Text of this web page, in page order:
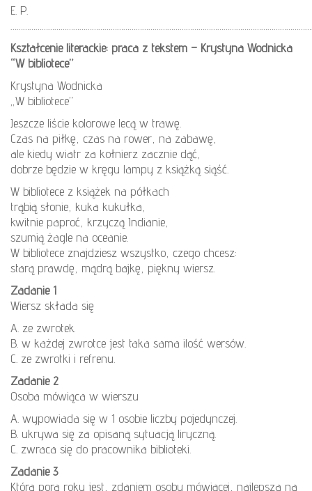
E. P.
Kształcenie literackie: praca z tekstem – Krystyna Wodnicka
“W bibliotece”
Krystyna Wodnicka
„W bibliotece”
Jeszcze liście kolorowe lecą w trawę.
Czas na piłkę, czas na rower, na zabawę,
ale kiedy wiatr za kołnierz zacznie dąć,
dobrze będzie w kręgu lampy z książką siąść.
W bibliotece z książek na półkach
trąbią słonie, kuka kukułka,
kwitnie paproć, krzyczą Indianie,
szumią żagle na oceanie.
W bibliotece znajdziesz wszystko, czego chcesz:
starą prawdę, mądrą bajkę, piękny wiersz.
Zadanie 1
Wiersz składa się
A. ze zwrotek.
B. w każdej zwrotce jest taka sama ilość wersów.
C. ze zwrotki i refrenu.
Zadanie 2
Osoba mówiąca w wierszu
A. wypowiada się w 1 osobie liczby pojedynczej.
B. ukrywa się za opisaną sytuacją liryczną.
C. zwraca się do pracownika biblioteki.
Zadanie 3
Która pora roku jest, zdaniem osoby mówiącej, najlepsza na